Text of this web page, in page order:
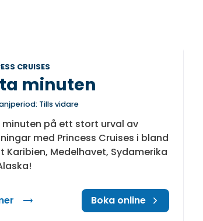
CRUISES
minuten
Tills vidare
minuten på ett stort urval av
med Princess Cruises i bland
Karibien, Medelhavet, Sydamerika
minuten Boka online